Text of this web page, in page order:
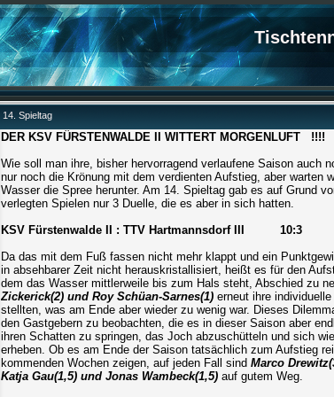
14. Spieltag
DER KSV FÜRSTENWALDE II WITTERT MORGENLUFT !!!!
Wie soll man ihre, bisher hervorragend verlaufene Saison auch
nur noch die Krönung mit dem verdienten Aufstieg, aber warten
Wasser die Spree herunter. Am 14. Spieltag gab es auf Grund
verlegten Spielen nur 3 Duelle, die es aber in sich hatten.
KSV Fürstenwalde II : TTV Hartmannsdorf III 10:3
Da das mit dem Fuß fassen nicht mehr klappt und ein
in absehbarer Zeit nicht herauskristallisiert, heißt es für den
dem das Wasser mittlerweile bis zum Hals steht, Abschied zu
Zickerick(2) und Roy Schüan-Sarnes(1) erneut ihre
stellten, was am Ende aber wieder zu wenig war. Dieses
den Gastgebern zu beobachten, die es in dieser Saison aber
ihren Schatten zu springen, das Joch abzuschütteln und sich
erheben. Ob es am Ende der Saison tatsächlich zum Aufstieg
kommenden Wochen zeigen, auf jeden Fall sind Marco
Katja Gau(1,5) und Jonas Wambeck(1,5) auf gutem Weg.